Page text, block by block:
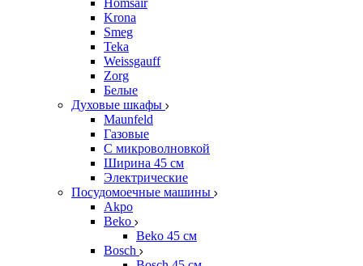
Homsair
Krona
Smeg
Teka
Weissgauff
Zorg
Белые
Духовые шкафы
Maunfeld
Газовые
С микроволновкой
Ширина 45 см
Электрические
Посудомоечные машины
Akpo
Beko
Beko 45 см
Bosch